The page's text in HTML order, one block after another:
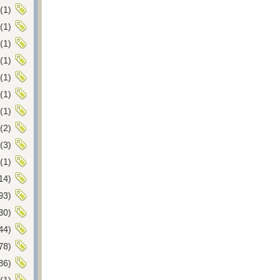
(1)
(1)
(1)
(1)
(1)
(1)
(1)
(2)
(3)
(1)